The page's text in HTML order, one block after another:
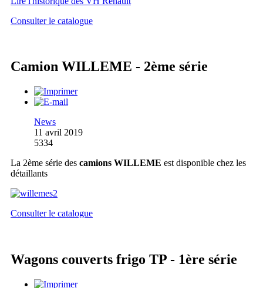
Consulter le catalogue
Camion WILLEME - 2ème série
News
11 avril 2019
5334
La 2ème série des camions WILLEME est disponible chez les
détaillants
Consulter le catalogue
Wagons couverts frigo TP - 1ère série